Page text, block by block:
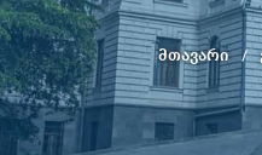
მთავარი